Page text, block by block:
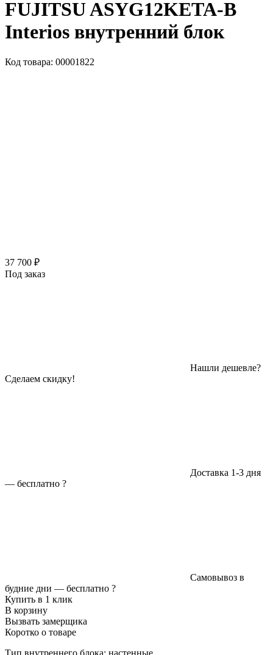
FUJITSU ASYG12KETA-B
Interios внутренний блок
Код товара: 00001822
37 700 ₽
Под заказ
Нашли дешевле?
Сделаем скидку!
Доставка 1-3 дня
— бесплатно ?
Самовывоз в
будние дни — бесплатно ?
Купить в 1 клик
В корзину
Вызвать замерщика
Коротко о товаре
Тип внутреннего блока: настенные